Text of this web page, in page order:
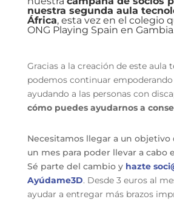
k
nuestra segunda aula
África, esta vez en el colegio
ONG Playing Spain en
Gracias a la creación de este aula
podemos continuar
ayudando a las personas con
cómo puedes ayudarnos a
Necesitamos llegar a un objetivo
un mes para poder llevar a cabo
Sé parte del cambio y hazte
Ayúdame3D. Desde 3 euros al
ayudar a entregar más brazos